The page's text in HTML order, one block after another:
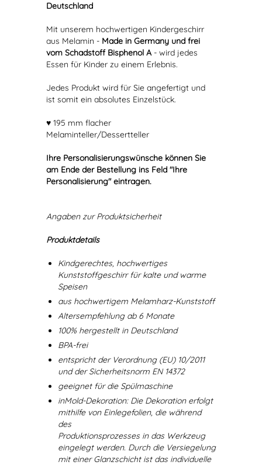
Deutschland
Mit unserem hochwertigen Kindergeschirr
aus Melamin - Made in Germany und frei
vom Schadstoff Bisphenol A- wird jedes
Essen für Kinder zu einem Erlebnis.
Jedes Produkt wird für Sie angefertigt und
ist somit ein absolutes Einzelstück.
♥ 195 mm flacher
Melaminteller/Dessertteller
Ihre Personalisierungswünsche können Sie
am Ende der Bestellung ins Feld "Ihre
Personalisierung" eintragen.
Angaben zur Produktsicherheit
Produktdetails
Kindgerechtes, hochwertiges
Kunststoffgeschirr für kalte und warme
Speisen
aus hochwertigem Melamharz-Kunststoff
Altersempfehlung ab 6 Monate
100% hergestellt in Deutschland
BPA-frei
entspricht der Verordnung (EU) 10/2011
und der Sicherheitsnorm EN 14372
geeignet für die Spülmaschine
inMold-Dekoration: Die Dekoration erfolgt
mithilfe von Einlegefolien, die während
des
Produktionsprozesses in das Werkzeug
eingelegt werden. Durch die Versiegelung
mit einer Glanzschicht ist das individuelle